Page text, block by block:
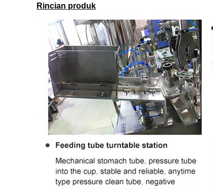
Rincian produk